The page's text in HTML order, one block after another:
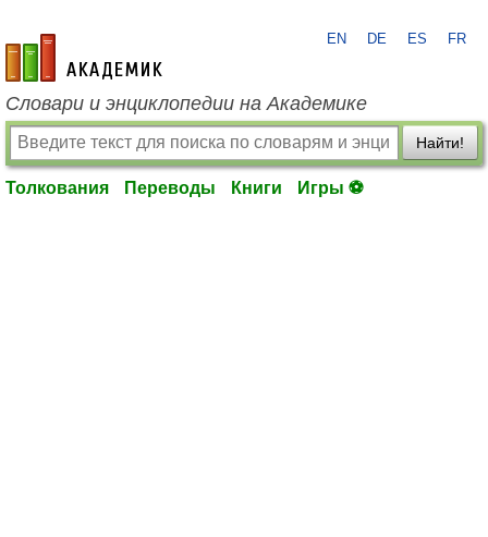
academic.ru
EN DE ES FR
Словари и энциклопедии на Академике
Найти!
Толкования Переводы Книги Игры ⚽